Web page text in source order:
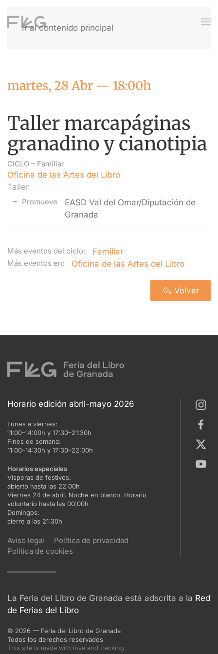
Ir al contenido principal
martes, 28 Abr — 18:00h
Taller marcapáginas
granadino y cianotipia
CICLO – Familiar
Oficina de las Artes del Libro
Taller
Promueve
EASD Val del Omar/Diputación de
Granada
Más eventos del ciclo: Familiar
Más eventos en: Oficina de las Artes del Libro
Volver
Horario edición abril-mayo 2026
Lunes a viernes:
11:00–14:00h y 17:30–21:30h
Fines de semana:
11:00–14:30h y 17:30–22:00h
Horarios especiales
Vísperas de festivos:
abierto hasta las 22:00h
Viernes 24 de abril. Noche en blanco. Horario
voluntario hasta las 00:00h
Domingos:
cierre a las 21:30h
Aviso legal
Política de privacidad
Política de cookies
La Feria del Libro de Granada está adscrita a la Red
de Ferias del Libro
© 2026 — Feria del Libro de Granada
Todos los derechos reservados
This site is made with love and trecking